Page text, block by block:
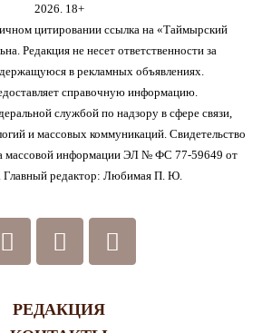
2026. 18+
цитировании ссылка на «Таймырский
Редакция не несет ответственности за
в рекламных объявлениях.
справочную информацию.
службой по надзору в сфере связи,
и массовых коммуникаций. Свидетельство
массовой информации ЭЛ № ФС 77-59649 от
Главный редактор: Любимая П. Ю.
РЕДАКЦИЯ